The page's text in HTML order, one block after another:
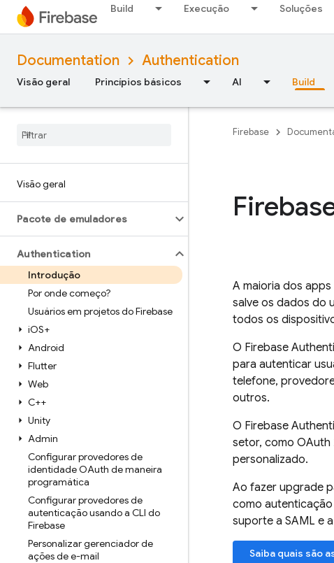
Build Execução Soluções
Documentation Authentication
Visão geral Princípios básicos AI Build
Visão geral
Pacote de emuladores
Authentication
Introdução
Por onde começo?
Usuários em projetos do Firebase
iOS+
Android
Flutter
Web
C++
Unity
Admin
Configurar provedores de
identidade OAuth de maneira
programática
Configurar provedores de
autenticação usando a CLI do
Firebase
Personalizar gerenciador de
ações de e-mail
Firebase
A maioria dos
salve os dados do
todos os
O Firebase
para autenticar
telefone,
outros.
O Firebase
setor, como
personalizado.
Ao fazer upgrade
como
suporte a SAML e
Saiba quais são